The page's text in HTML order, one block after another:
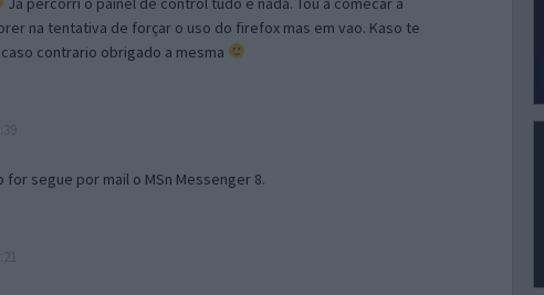
na tentativa de forçar o uso do firefox mas em vao. Kaso te
contrario obrigado a mesma
for segue por mail o MSn Messenger 8.